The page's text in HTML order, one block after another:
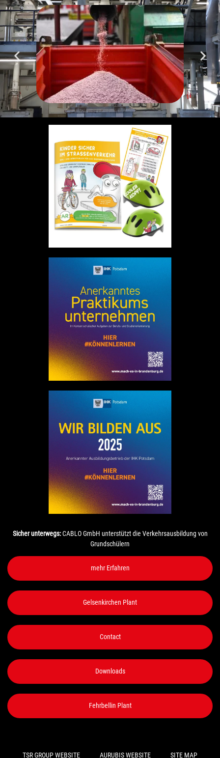
Sicher unterwegs:CABLO GmbH unterstützt die Verkehrsausbildung von
Grundschülern
mehr Erfahren
Gelsenkirchen Plant
Contact
Downloads
Fehrbellin Plant
TSR GROUP WEBSITE AURUBIS WEBSITE SITE MAP